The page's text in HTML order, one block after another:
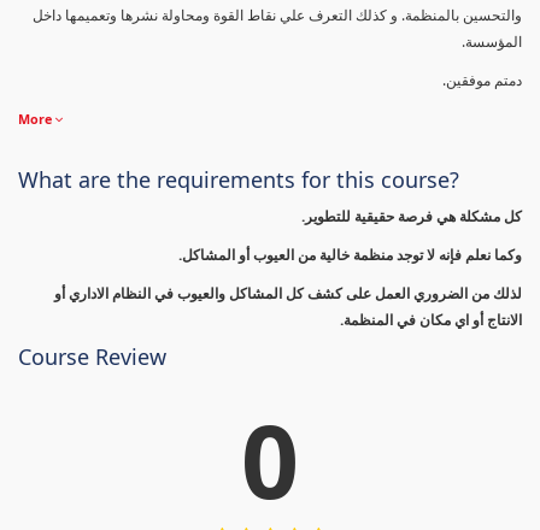
والتحسين بالمنظمة. و كذلك التعرف علي نقاط القوة ومحاولة نشرها وتعميمها داخل
المؤسسة.
دمتم موفقين.
More
What are the requirements for this course?
كل مشكلة هي فرصة حقيقية للتطوير.
وكما نعلم فإنه لا توجد منظمة خالية من العيوب أو المشاكل.
لذلك من الضروري العمل على كشف كل المشاكل والعيوب في النظام الاداري أو
الانتاج أو اي مكان في المنظمة.
Course Review
0